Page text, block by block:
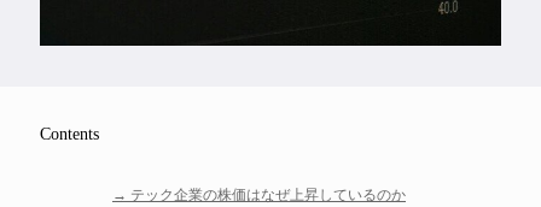
Contents
テック企業の株価はなぜ上昇しているのか